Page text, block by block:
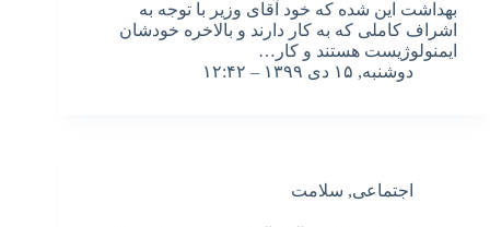
بهداشت این شده که خود آقای وزیر با توجه به
اشراف کاملی که به کار دارند و بالاخره خودشان
ایمنولوژیست هستند و کار…
دوشنبه, ۱۵ دی ۱۳۹۹ – ۱۲:۴۲
اجتماعی, سلامت